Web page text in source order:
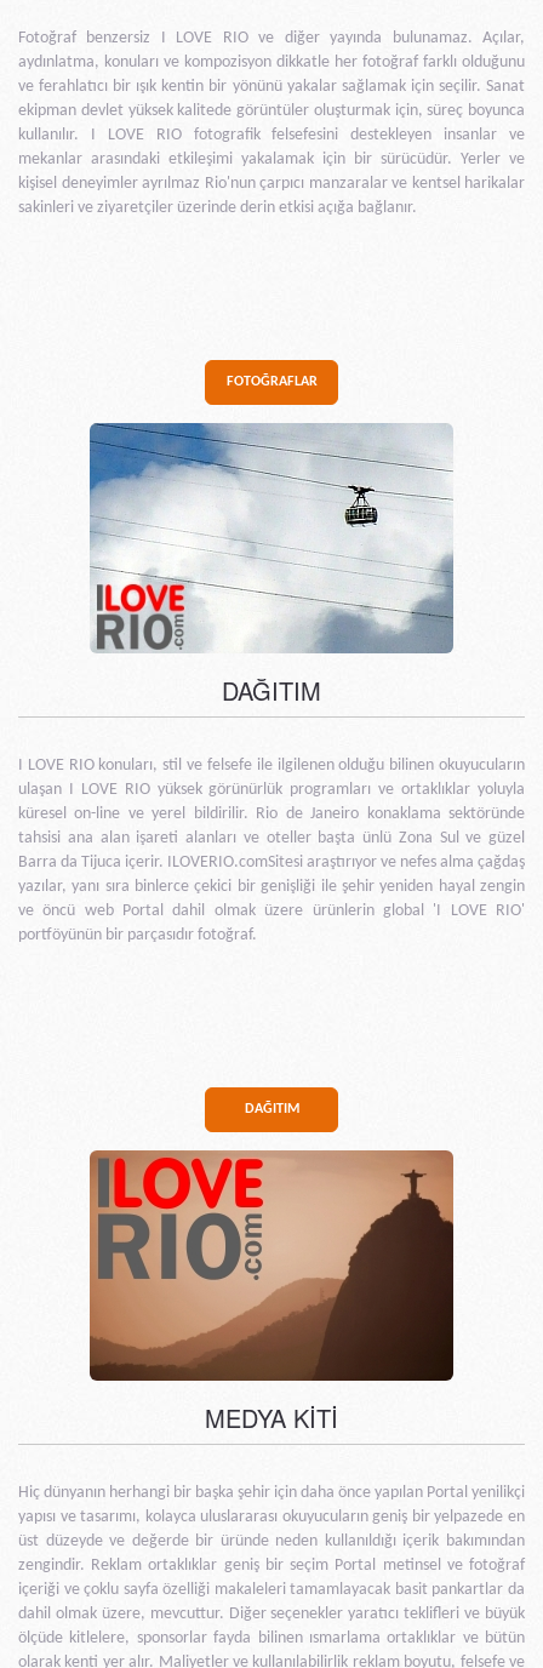
Fotoğraf benzersiz I LOVE RIO ve diğer yayında bulunamaz. Açılar,
aydınlatma, konuları ve kompozisyon dikkatle her fotoğraf farklı olduğunu
ve ferahlatıcı bir ışık kentin bir yönünü yakalar sağlamak için seçilir. Sanat
ekipman devlet yüksek kalitede görüntüler oluşturmak için, süreç boyunca
kullanılır. I LOVE RIO fotografik felsefesini destekleyen insanlar ve
mekanlar arasındaki etkileşimi yakalamak için bir sürücüdür. Yerler ve
kişisel deneyimler ayrılmaz Rio'nun çarpıcı manzaralar ve kentsel harikalar
sakinleri ve ziyaretçiler üzerinde derin etkisi açığa bağlanır.
FOTOĞRAFLAR
DAĞITIM
I LOVE RIO konuları, stil ve felsefe ile ilgilenen olduğu bilinen okuyucuların
ulaşan I LOVE RIO yüksek görünürlük programları ve ortaklıklar yoluyla
küresel on-line ve yerel bildirilir. Rio de Janeiro konaklama sektöründe
tahsisi ana alan işareti alanları ve oteller başta ünlü Zona Sul ve güzel
Barra da Tijuca içerir. ILOVERIO.comSitesi araştırıyor ve nefes alma çağdaş
yazılar, yanı sıra binlerce çekici bir genişliği ile şehir yeniden hayal zengin
ve öncü web Portal dahil olmak üzere ürünlerin global 'I LOVE RIO'
portföyünün bir parçasıdır fotoğraf.
DAĞITIM
MEDYA KİTİ
Hiç dünyanın herhangi bir başka şehir için daha önce yapılan Portal yenilikçi
yapısı ve tasarımı, kolayca uluslararası okuyucuların geniş bir yelpazede en
üst düzeyde ve değerde bir üründe neden kullanıldığı içerik bakımından
zengindir. Reklam ortaklıklar geniş bir seçim Portal metinsel ve fotoğraf
içeriği ve çoklu sayfa özelliği makaleleri tamamlayacak basit pankartlar da
dahil olmak üzere, mevcuttur. Diğer seçenekler yaratıcı teklifleri ve büyük
ölçüde kitlelere, sponsorlar fayda bilinen ısmarlama ortaklıklar ve bütün
olarak kenti yer alır. Maliyetler ve kullanılabilirlik reklam boyutu, felsefe ve